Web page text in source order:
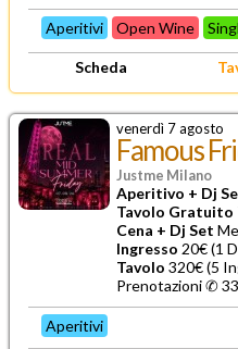
Aperitivi Open Wine
Scheda
venerdì 7 agosto
Famous
Justme Milano
Aperitivo + Dj
Tavolo Gratuito
Cena + Dj Set
Ingresso 20€ (1
Tavolo 320€ (5
Prenotazioni ✆
Aperitivi